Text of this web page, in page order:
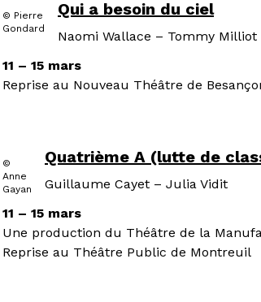
© Pierre
Gondard
Qui a besoin du ciel
Naomi Wallace – Tommy Milliot
11 – 15 mars
Reprise au Nouveau Théâtre de
©
Anne
Gayan
Quatrième A (lutte de
Guillaume Cayet – Julia Vidit
11 – 15 mars
Une production du Théâtre de la
Reprise au Théâtre Public de Montreuil